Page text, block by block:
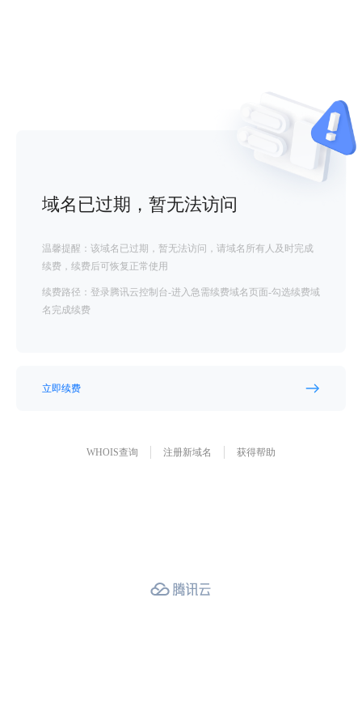
域名已过期，暂无法访问
温馨提醒：该域名已过期，暂无法访问，请域名所有人及时完成
续费，续费后可恢复正常使用
续费路径：登录腾讯云控制台-进入急需续费域名页面-勾选续费域
名完成续费
立即续费
WHOIS查询 注册新域名 获得帮助